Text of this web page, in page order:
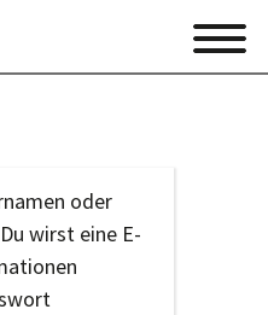
oder
wirst eine E-